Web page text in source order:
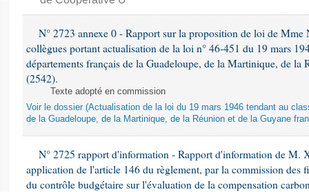
N° 2723 annexe 0 - Rapport sur la proposition de loi de Mme
collègues portant actualisation de la loi n° 46-451 du 19 mars
départements français de la Guadeloupe, de la Martinique, de la
(2542).
Texte adopté en commission
Voir le dossier (Actualisation de la loi du 19 mars 1946 tendant au
de la Guadeloupe, de la Martinique, de la Réunion et de la Guyane
N° 2725 rapport d'information - Rapport d'information de M.
application de l'article 146 du règlement, par la commission des
du contrôle budgétaire sur l'évaluation de la compensation